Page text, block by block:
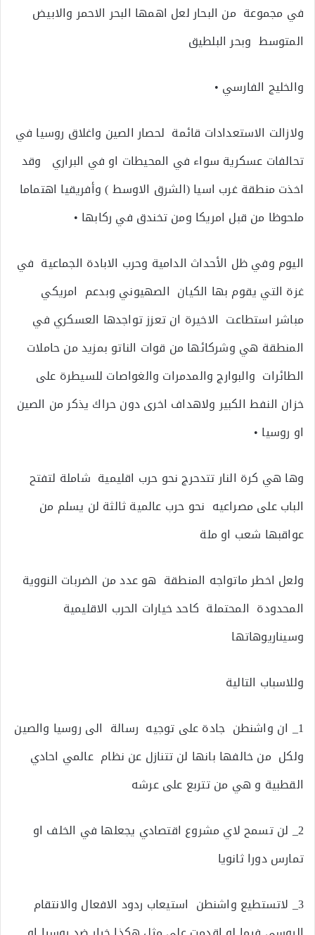
في مجموعة من البحار لعل اهمها البحر الاحمر والابيض
المتوسط وبحر البلطيق
والخليج الفارسي •
ولازالت الاستعدادات قائمة لحصار الصين واغلاق روسيا في
تحالفات عسكرية سواء في المحيطات او في البراري وقد
اخذت منطقة غرب اسيا (الشرق الاوسط ) وأفريقيا اهتماما
ملحوظا من قبل امريكا ومن تخندق في ركابها •
اليوم وفي ظل الأحداث الدامية وحرب الابادة الجماعية في
غزة التي يقوم بها الكيان الصهيوني وبدعم امريكي
مباشر استطاعت الاخيرة ان تعزز تواجدها العسكري في
المنطقة هي وشركائها من قوات الناتو بمزيد من حاملات
الطائرات والبوارج والمدمرات والغواصات للسيطرة على
خزان النفط الكبير ولاهداف اخرى دون حراك يذكر من الصين
او روسيا •
وها هي كرة النار تتدحرج نحو حرب اقليمية شاملة لتفتح
الباب على مصراعيه نحو حرب عالمية ثالثة لن يسلم من
عواقبها شعب او ملة
ولعل اخطر ماتواجه المنطقة هو عدد من الضربات النووية
المحدودة المحتملة كاحد خيارات الحرب الاقليمية
وسيناريوهاتها
وللاسباب التالية
1_ ان واشنطن جادة على توجيه رسالة الى روسيا والصين
ولكل من خالفها بانها لن تتنازل عن نظام عالمي احادي
القطبية و هي من تتربع على عرشه
2_ لن تسمح لاي مشروع اقتصادي يجعلها في الخلف او
تمارس دورا ثانويا
3_ لاتستطيع واشنطن استيعاب ردود الافعال والانتقام